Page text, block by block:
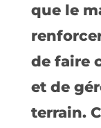
que le
de faire
et de
terrain.